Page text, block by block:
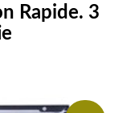
Rapide. 3